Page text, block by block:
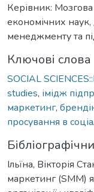
Керівник:
економічних
менеджменту та
Ключові слова
SOCIAL
studies, імідж
маркетинг,
просування в
Ільїна, Вікторія
маркетинг (SMM)